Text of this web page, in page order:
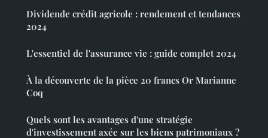
Dividende crédit agricole : rendement et tendances
2024
L'essentiel de l'assurance vie : guide complet 2024
À la découverte de la pièce 20 francs Or Marianne
Coq
Quels sont les avantages d'une stratégie
d'investissement axée sur les biens patrimoniaux ?